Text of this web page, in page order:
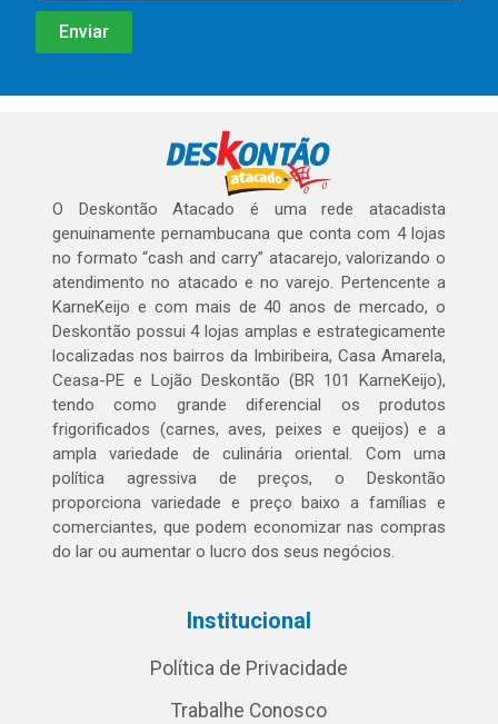
O Deskontão Atacado é uma rede atacadista
genuinamente pernambucana que conta com 4 lojas
no formato “cash and carry” atacarejo, valorizando o
atendimento no atacado e no varejo. Pertencente a
KarneKeijo e com mais de 40 anos de mercado, o
Deskontão possui 4 lojas amplas e estrategicamente
localizadas nos bairros da Imbiribeira, Casa Amarela,
Ceasa-PE e Lojão Deskontão (BR 101 KarneKeijo),
tendo como grande diferencial os produtos
frigorificados (carnes, aves, peixes e queijos) e a
ampla variedade de culinária oriental. Com uma
política agressiva de preços, o Deskontão
proporciona variedade e preço baixo a famílias e
comerciantes, que podem economizar nas compras
do lar ou aumentar o lucro dos seus negócios.
Institucional
Política de Privacidade
Trabalhe Conosco